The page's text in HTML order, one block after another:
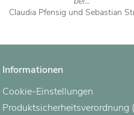
Claudia Pfensig und Sebastian
Informationen
Cookie-Einstellungen
Produktsicherheitsverordnung